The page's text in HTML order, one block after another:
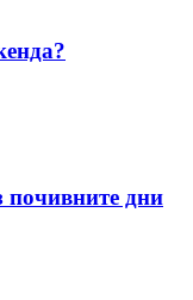
почивните дни